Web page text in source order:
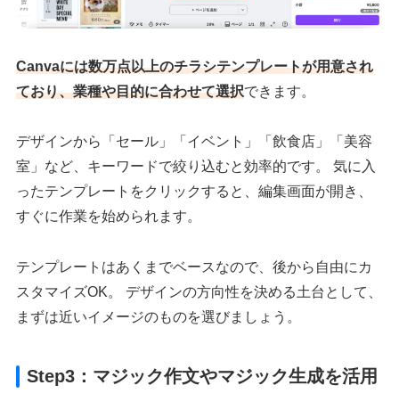
Canvaには数万点以上のチラシテンプレートが用意され
ており、業種や目的に合わせて選択できます。
デザインから「セール」「イベント」「飲食店」「美容
室」など、キーワードで絞り込むと効率的です。 気に入
ったテンプレートをクリックすると、編集画面が開き、
すぐに作業を始められます。
テンプレートはあくまでベースなので、後から自由にカ
スタマイズOK。 デザインの方向性を決める土台として、
まずは近いイメージのものを選びましょう。
Step3：マジック作文やマジック生成を活用